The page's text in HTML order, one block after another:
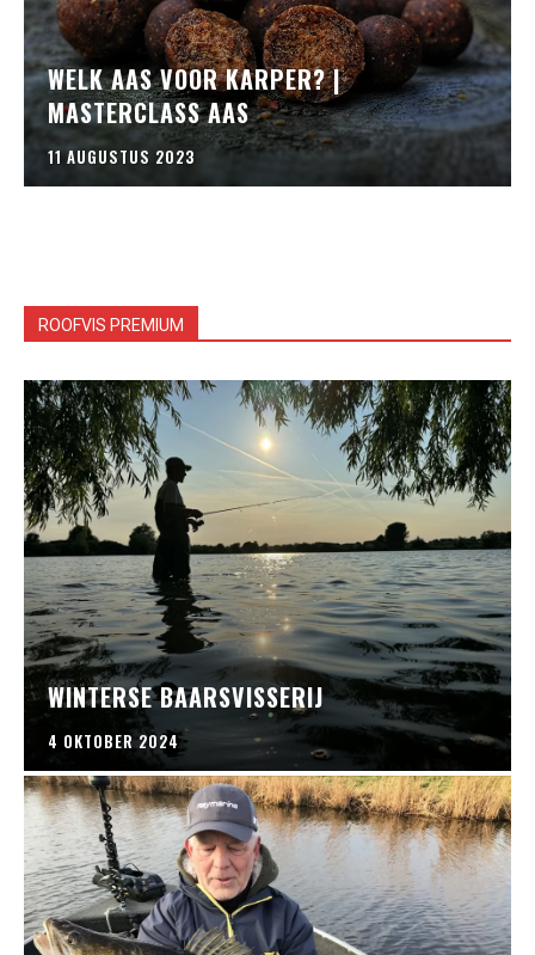
WELK AAS VOOR KARPER? |
MASTERCLASS AAS
11 AUGUSTUS 2023
ROOFVIS PREMIUM
WINTERSE BAARSVISSERIJ
4 OKTOBER 2024